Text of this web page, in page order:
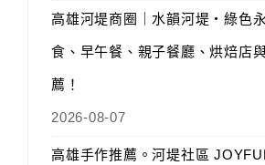
高雄河堤商圈｜水韻河堤‧綠色
食、早午餐、親子餐廳、烘焙店
薦！
2026-08-07
高雄手作推薦。河堤社區